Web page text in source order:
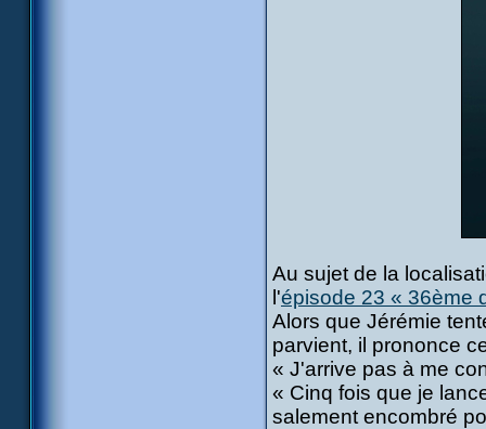
Au sujet de la
l'épisode 23 « 36ème
Alors que Jérémie
parvient, il prononce
« J'arrive pas à me
« Cinq fois que je
salement encombré